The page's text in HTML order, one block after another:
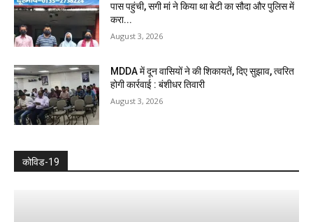
पास पहुंची, सगी मां ने किया था बेटी का सौदा और पुलिस में
करा...
August 3, 2026
MDDA में दून वासियों ने की शिकायतें, दिए सुझाव, त्वरित
होगी कार्रवाई : बंशीधर तिवारी
August 3, 2026
कोविड-19